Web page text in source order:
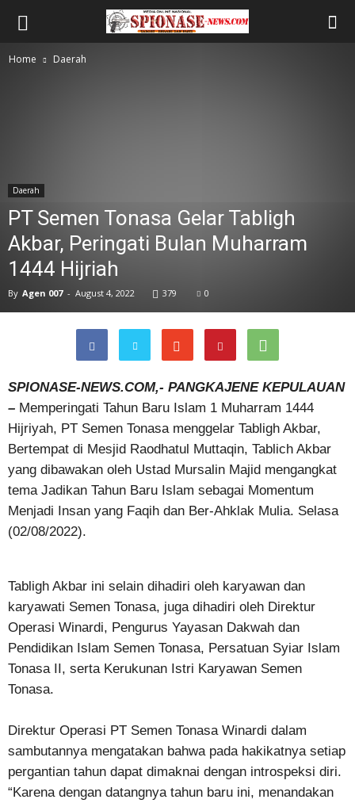
Home Daerah
Daerah
PT Semen Tonasa Gelar Tabligh
Akbar, Peringati Bulan Muharram
1444 Hijriah
By Agen 007 - August 4, 2022 379 0
SPIONASE-NEWS.COM,- PANGKAJENE KEPULAUAN
– Memperingati Tahun Baru Islam 1 Muharram 1444
Hijriyah, PT Semen Tonasa menggelar Tabligh Akbar,
Bertempat di Mesjid Raodhatul Muttaqin, Tablich Akbar
yang dibawakan oleh Ustad Mursalin Majid mengangkat
tema Jadikan Tahun Baru Islam sebagai Momentum
Menjadi Insan yang Faqih dan Ber-Ahklak Mulia. Selasa
(02/08/2022).
Tabligh Akbar ini selain dihadiri oleh karyawan dan
karyawati Semen Tonasa, juga dihadiri oleh Direktur
Operasi Winardi, Pengurus Yayasan Dakwah dan
Pendidikan Islam Semen Tonasa, Persatuan Syiar Islam
Tonasa II, serta Kerukunan Istri Karyawan Semen
Tonasa.
Direktur Operasi PT Semen Tonasa Winardi dalam
sambutannya mengatakan bahwa pada hakikatnya setiap
pergantian tahun dapat dimaknai dengan introspeksi diri.
“Karena dengan datangnya tahun baru ini, menandakan